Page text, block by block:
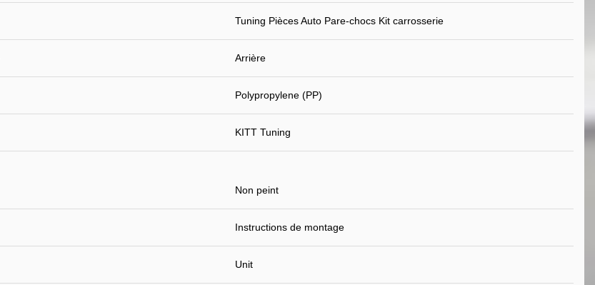
Tuning Pièces Auto Pare-chocs Kit carrosserie
Arrière
Polypropylene (PP)
KITT Tuning
Non peint
Instructions de montage
Unit